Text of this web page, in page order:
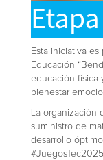
Esta iniciativa
Educación
educación física
bienestar
La
suministro de
desarrollo